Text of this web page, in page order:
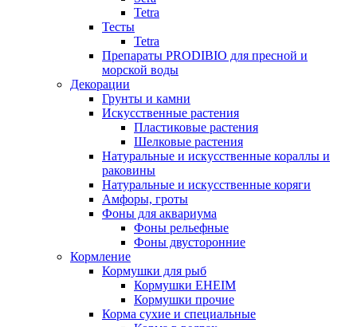
Tetra
Тесты
Tetra
Препараты PRODIBIO для пресной и
морской воды
Декорации
Грунты и камни
Искусственные растения
Пластиковые растения
Шелковые растения
Натуральные и искусственные кораллы и
раковины
Натуральные и искусственные коряги
Амфоры, гроты
Фоны для аквариума
Фоны рельефные
Фоны двусторонние
Кормление
Кормушки для рыб
Кормушки EHEIM
Кормушки прочие
Корма сухие и специальные